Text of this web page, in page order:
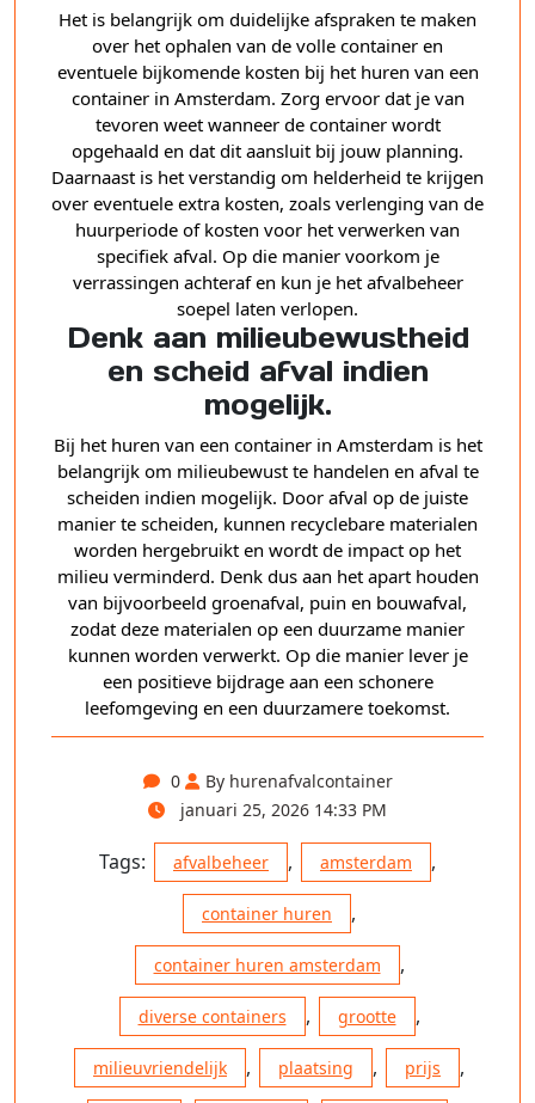
Het is belangrijk om duidelijke afspraken te maken
over het ophalen van de volle container en
eventuele bijkomende kosten bij het huren van een
container in Amsterdam. Zorg ervoor dat je van
tevoren weet wanneer de container wordt
opgehaald en dat dit aansluit bij jouw planning.
Daarnaast is het verstandig om helderheid te krijgen
over eventuele extra kosten, zoals verlenging van de
huurperiode of kosten voor het verwerken van
specifiek afval. Op die manier voorkom je
verrassingen achteraf en kun je het afvalbeheer
soepel laten verlopen.
Denk aan milieubewustheid
en scheid afval indien
mogelijk.
Bij het huren van een container in Amsterdam is het
belangrijk om milieubewust te handelen en afval te
scheiden indien mogelijk. Door afval op de juiste
manier te scheiden, kunnen recyclebare materialen
worden hergebruikt en wordt de impact op het
milieu verminderd. Denk dus aan het apart houden
van bijvoorbeeld groenafval, puin en bouwafval,
zodat deze materialen op een duurzame manier
kunnen worden verwerkt. Op die manier lever je
een positieve bijdrage aan een schonere
leefomgeving en een duurzamere toekomst.
0
By hurenafvalcontainer
januari 25, 2026 14:33 PM
Tags: afvalbeheer , amsterdam ,
container huren ,
container huren amsterdam ,
diverse containers , grootte ,
milieuvriendelijk , plaatsing , prijs ,